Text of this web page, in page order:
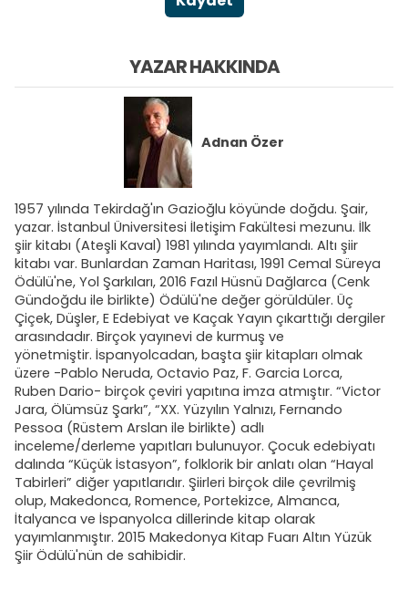
YAZAR HAKKINDA
Adnan Özer
1957 yılında Tekirdağ'ın Gazioğlu köyünde doğdu. Şair,
yazar. İstanbul Üniversitesi İletişim Fakültesi mezunu. İlk
şiir kitabı (Ateşli Kaval) 1981 yılında yayımlandı. Altı şiir
kitabı var. Bunlardan Zaman Haritası, 1991 Cemal Süreya
Ödülü'ne, Yol Şarkıları, 2016 Fazıl Hüsnü Dağlarca (Cenk
Gündoğdu ile birlikte) Ödülü'ne değer görüldüler. Üç
Çiçek, Düşler, E Edebiyat ve Kaçak Yayın çıkarttığı dergiler
arasındadır. Birçok yayınevi de kurmuş ve
yönetmiştir. İspanyolcadan, başta şiir kitapları olmak
üzere -Pablo Neruda, Octavio Paz, F. Garcia Lorca,
Ruben Dario- birçok çeviri yapıtına imza atmıştır. “Victor
Jara, Ölümsüz Şarkı”, “XX. Yüzyılın Yalnızı, Fernando
Pessoa (Rüstem Arslan ile birlikte) adlı
inceleme/derleme yapıtları bulunuyor. Çocuk edebiyatı
dalında “Küçük İstasyon”, folklorik bir anlatı olan “Hayal
Tabirleri” diğer yapıtlarıdır. Şiirleri birçok dile çevrilmiş
olup, Makedonca, Romence, Portekizce, Almanca,
İtalyanca ve İspanyolca dillerinde kitap olarak
yayımlanmıştır. 2015 Makedonya Kitap Fuarı Altın Yüzük
Şiir Ödülü'nün de sahibidir.